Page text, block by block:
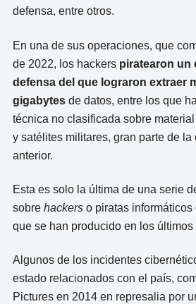
defensa, entre otros.
En una de sus operaciones, que
de 2022, los hackers piratearon un
defensa del que lograron extraer
gigabytesde datos, entre los que
técnica no clasificada sobre
y satélites militares, gran parte de la
anterior.
Esta es solo la última de una serie
sobre hackers o piratas
que se han producido en los últimos
Algunos de los incidentes
estado relacionados con el país,
Pictures en 2014 en represalia por